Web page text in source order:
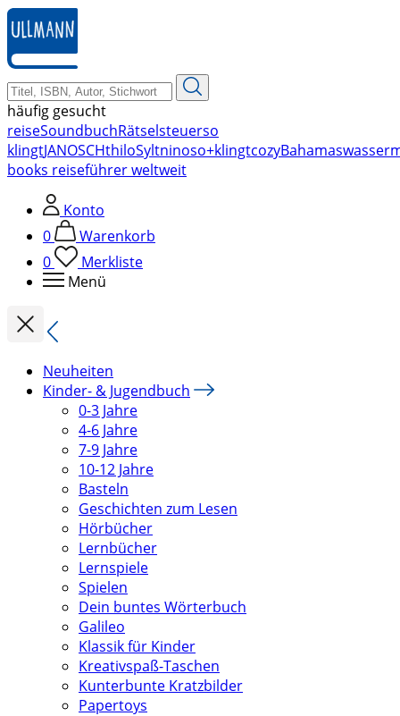
zum
Hauptinhalt
springen
häufig gesucht
reiseSoundbuchRätselsteuerso
klingtJANOSCHthiloSyltninoso+klingtcozyBahamas
books reiseführer weltweit
Konto
0
Warenkorb
0
Merkliste
Menü
Neuheiten
Kinder- & Jugendbuch
0-3 Jahre
4-6 Jahre
7-9 Jahre
10-12 Jahre
Basteln
Geschichten zum Lesen
Hörbücher
Lernbücher
Lernspiele
Spielen
Dein buntes Wörterbuch
Galileo
Klassik für Kinder
Kreativspaß-Taschen
Kunterbunte Kratzbilder
Papertoys